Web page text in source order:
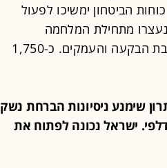
הביטחון ימשיכו לפעול
מתחילת המלחמה
כ-4,150 מבוקשים ברחבי אוגדת יהודה ושומרון ובחטיבת הבקעה והעמקים. כ-1,750
שימנע ניסיונות הברחת נשק
ישראל נכונה לפתוח את